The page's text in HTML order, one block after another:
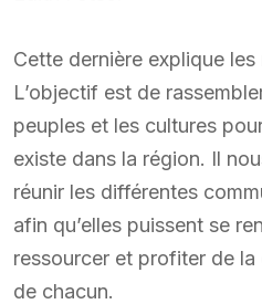
Cette dernière explique
L’objectif est de
peuples et les cultures
existe dans la région. Il
réunir les différentes
afin qu’elles puissent se
ressourcer et profiter de
de chacun.